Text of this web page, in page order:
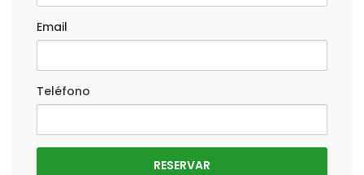
Email
Teléfono